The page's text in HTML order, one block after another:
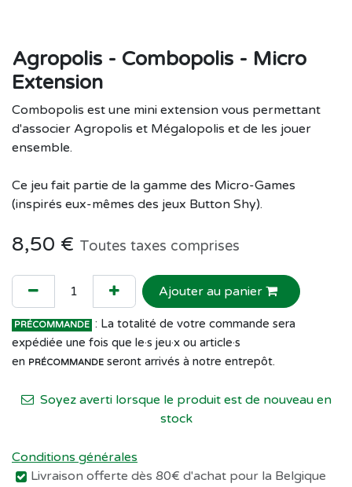
Agropolis - Combopolis - Micro
Extension
Combopolis est une mini extension vous permettant
d'associer Agropolis et Mégalopolis et de les jouer
ensemble.
Ce jeu fait partie de la gamme des Micro-Games
(inspirés eux-mêmes des jeux Button Shy).
8,50 € Toutes taxes comprises
Ajouter au panier
PRÉCOMMANDE : La totalité de votre commande sera
expédiée une fois que le·s jeu·x ou article·s
en PRÉCOMMANDE seront arrivés à notre entrepôt.
Soyez averti lorsque le produit est de nouveau en
stock
Conditions générales
Livraison offerte dès 80€ d'achat pour la Belgique